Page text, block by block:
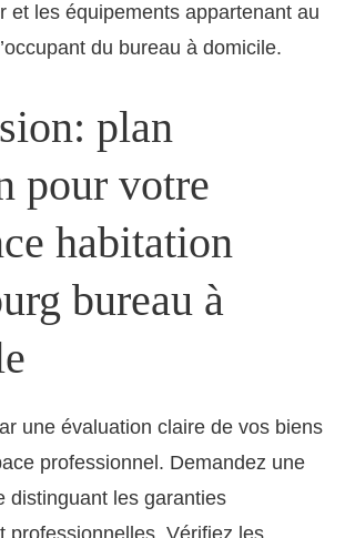
et les équipements appartenant au
du bureau à domicile.
plan
pour votre
habitation
bureau à
une évaluation claire de vos biens
professionnel. Demandez une
distinguant les garanties